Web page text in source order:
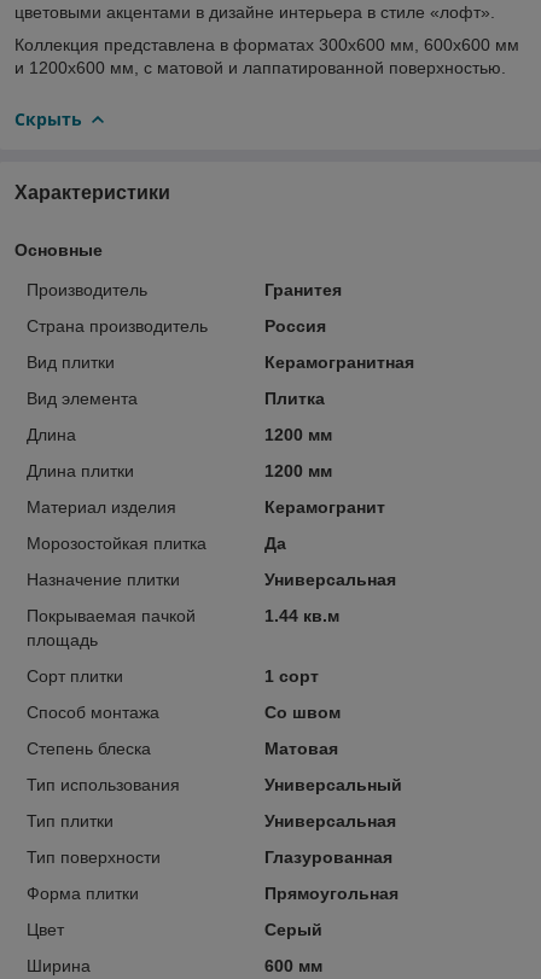
цветовыми акцентами в дизайне интерьера в стиле «лофт».
Коллекция представлена в форматах 300х600 мм, 600х600 мм
и 1200х600 мм, с матовой и лаппатированной поверхностью.
Скрыть
Характеристики
Основные
Производитель
Гранитея
Страна производитель
Россия
Вид плитки
Керамогранитная
Вид элемента
Плитка
Длина
1200 мм
Длина плитки
1200 мм
Материал изделия
Керамогранит
Морозостойкая плитка
Да
Назначение плитки
Универсальная
Покрываемая пачкой
площадь
1.44 кв.м
Сорт плитки
1 сорт
Способ монтажа
Со швом
Степень блеска
Матовая
Тип использования
Универсальный
Тип плитки
Универсальная
Тип поверхности
Глазурованная
Форма плитки
Прямоугольная
Цвет
Серый
Ширина
600 мм